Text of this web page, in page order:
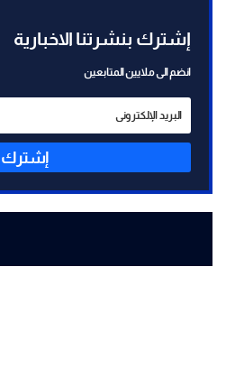
إشترك بنشرتنا الاخبارية
انضم الى ملايين المتابعين
إشترك